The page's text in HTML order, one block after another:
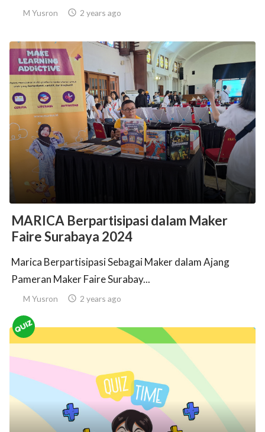
M Yusron  2 years ago
MARICA Berpartisipasi dalam Maker
Faire Surabaya 2024
Marica Berpartisipasi Sebagai Maker dalam Ajang
Pameran Maker Faire Surabay...
M Yusron  2 years ago